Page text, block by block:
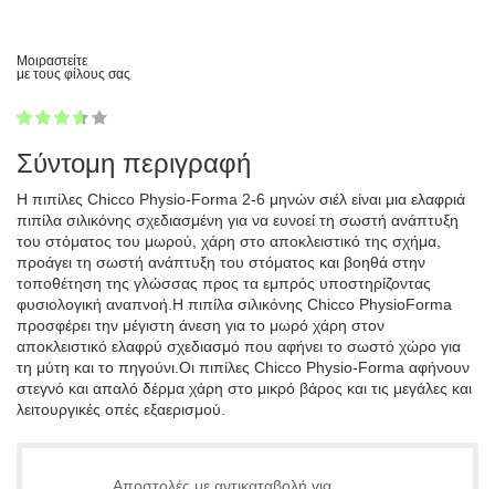
Μοιραστείτε
με τους φίλους σας
1
2
3
4
5
Σύντομη περιγραφή
Η πιπίλες Chicco Physio-Forma 2-6 μηνών σιέλ είναι μια ελαφριά
πιπίλα σιλικόνης σχεδιασμένη για να ευνοεί τη σωστή ανάπτυξη
του στόματος του μωρού, χάρη στο αποκλειστικό της σχήμα,
προάγει τη σωστή ανάπτυξη του στόματος και βοηθά στην
τοποθέτηση της γλώσσας προς τα εμπρός υποστηρίζοντας
φυσιολογική αναπνοή.Η πιπίλα σιλικόνης Chicco PhysioForma
προσφέρει την μέγιστη άνεση για το μωρό χάρη στον
αποκλειστικό ελαφρύ σχεδιασμό που αφήνει το σωστό χώρο για
τη μύτη και το πηγούνι.Οι πιπίλες Chicco Physio-Forma αφήνουν
στεγνό και απαλό δέρμα χάρη στο μικρό βάρος και τις μεγάλες και
λειτουργικές οπές εξαερισμού.